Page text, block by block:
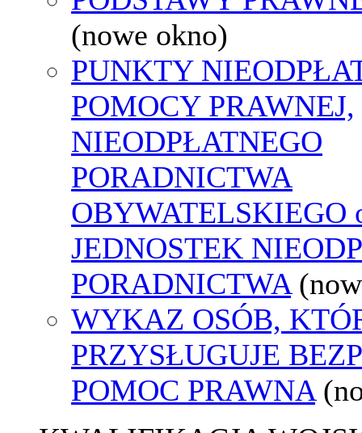
(nowe okno)
PUNKTY
POMOCY PRAWNEJ,
NIEODPŁATNEGO
PORADNICTWA
OBYWATELSKIEGO
JEDNOSTEK
PORADNICTWA
WYKAZ OSÓB,
PRZYSŁUGUJE
POMOC PRAWNA